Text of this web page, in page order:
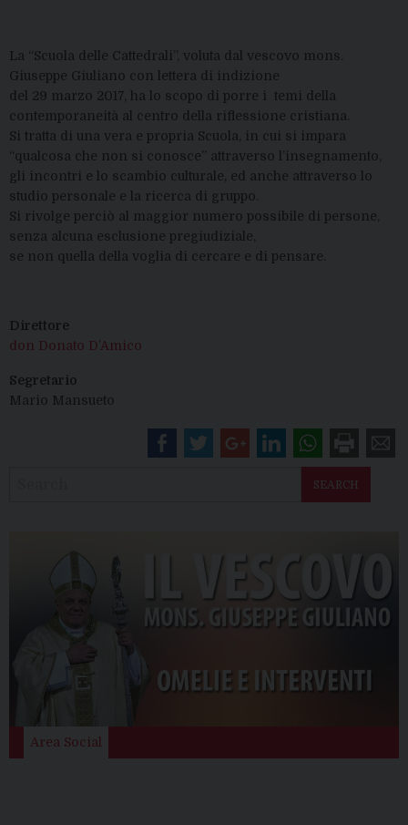
La “Scuola delle Cattedrali”, voluta dal vescovo mons.
Giuseppe Giuliano con lettera di indizione
del 29 marzo 2017, ha lo scopo di porre i temi della
contemporaneità al centro della riflessione cristiana.
Si tratta di una vera e propria Scuola, in cui si impara
“qualcosa che non si conosce” attraverso l’insegnamento,
gli incontri e lo scambio culturale, ed anche attraverso lo
studio personale e la ricerca di gruppo.
Si rivolge perciò al maggior numero possibile di persone,
senza alcuna esclusione pregiudiziale,
se non quella della voglia di cercare e di pensare.
Direttore
don Donato D’Amico
Segretario
Mario Mansueto
SEARCH
Area Social